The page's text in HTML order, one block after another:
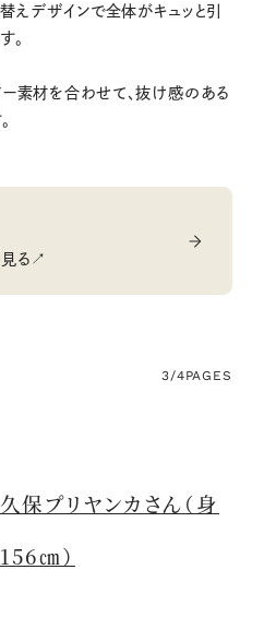
えデザインで全体がキュッと引
。
素材を合わせて、抜け感のある
見る↗
3/4PAGES
プリヤンカさん（身
㎝）